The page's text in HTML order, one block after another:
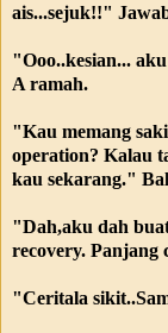
ais...sejuk!!"
"Ooo..kesian...
A ramah.
"Kau memang
operation? Kalau
kau sekarang."
"Dah,aku dah
recovery. Panjang
"Ceritala